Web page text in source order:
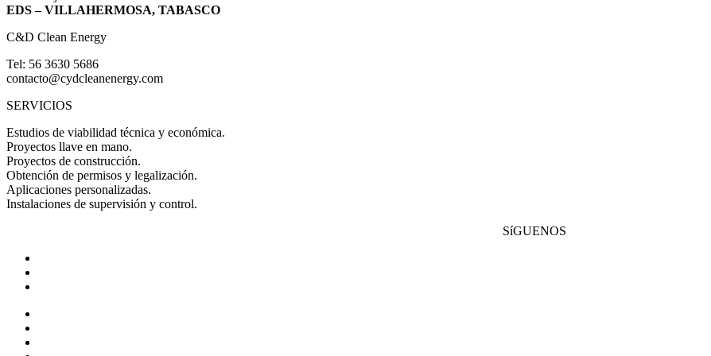
EDS – VILLAHERMOSA, TABASCO
C&D Clean Energy
Tel: 56 3630 5686
contacto@cydcleanenergy.com
SERVICIOS
Estudios de viabilidad técnica y económica.
Proyectos llave en mano.
Proyectos de construcción.
Obtención de permisos y legalización.
Aplicaciones personalizadas.
Instalaciones de supervisión y control.
SíGUENOS